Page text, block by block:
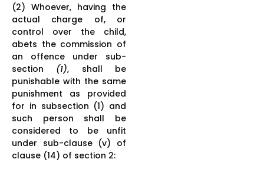
(2) Whoever, having the
actual charge of, or
control over the child,
abets the commission of
an offence under sub-
section (1), shall be
punishable with the same
punishment as provided
for in subsection (1) and
such person shall be
considered to be unfit
under sub-clause (v) of
clause (14) of section 2: